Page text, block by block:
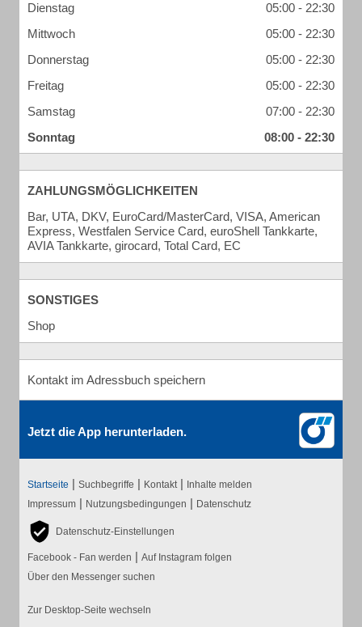
Dienstag
05:00 - 22:30
Mittwoch
05:00 - 22:30
Donnerstag
05:00 - 22:30
Freitag
05:00 - 22:30
Samstag
07:00 - 22:30
Sonntag
08:00 - 22:30
ZAHLUNGSMÖGLICHKEITEN
Bar, UTA, DKV, EuroCard/MasterCard, VISA, American
Express, Westfalen Service Card, euroShell Tankkarte,
AVIA Tankkarte, girocard, Total Card, EC
SONSTIGES
Shop
Kontakt im Adressbuch speichern
Jetzt die App herunterladen.
Startseite | Suchbegriffe | Kontakt | Inhalte melden
Impressum | Nutzungsbedingungen | Datenschutz
Datenschutz-Einstellungen
Facebook - Fan werden | Auf Instagram folgen
Über den Messenger suchen
Zur Desktop-Seite wechseln